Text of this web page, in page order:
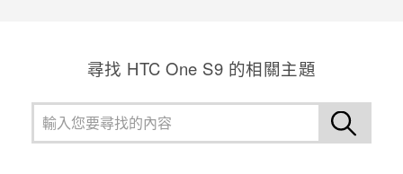
尋找 HTC One S9 的相關主題